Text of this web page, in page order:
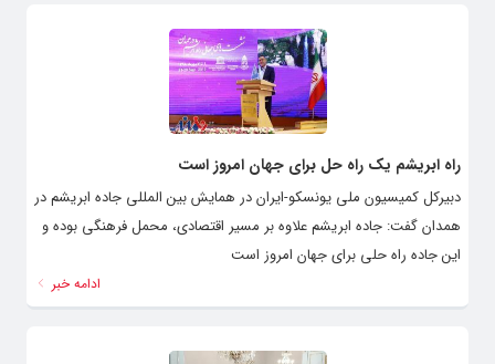
راه ابریشم یک راه حل برای جهان امروز است
دبیرکل کمیسیون ملی یونسکو-ایران در همایش بین المللی جاده ابریشم در
همدان گفت: جاده ابریشم علاوه بر مسیر اقتصادی، محمل فرهنگی بوده و
این جاده راه حلی برای جهان امروز است
ادامه خبر